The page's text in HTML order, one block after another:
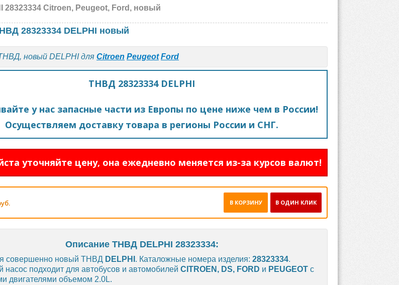
28323334 Citroen, Peugeot, Ford, новый
28323334 DELPHI новый
новый DELPHI для Citroen Peugeot Ford
ТНВД 28323334 DELPHI
у нас запасные части из Европы по цене ниже чем в России!
Осуществляем доставку товара в регионы России и СНГ.
уточняйте цену, она ежедневно меняется из-за курсов валют!
В ОДИН КЛИК
В КОРЗИНУ
Описание ТНВД DELPHI 28323334:
совершенно новый ТНВД DELPHI . Каталожные номера изделия: 28323334.
насос подходит для автобусов и автомобилей CITROEN, DS, FORD и PEUGEOT с
двигателями объемом 2.0L.